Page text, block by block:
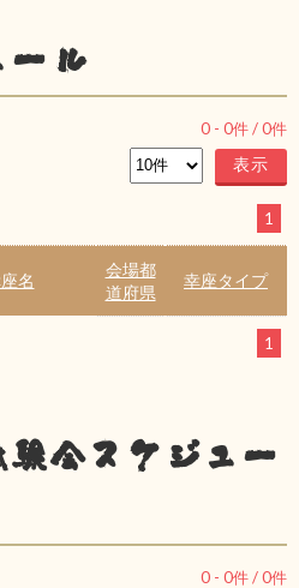
ール
0 - 0件 /0件
1
名
会場都
道府県
幸座タイプ
1
験会スケジュー
0 - 0件 /0件